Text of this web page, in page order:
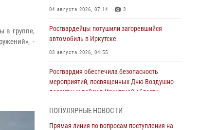
в группе,
-
04 августа 2026, 07:14 3
Росгвардейцы потушили загоревшийся
автомобиль в Иркутске
03 августа 2026, 04:55
Росгвардия обеспечила безопасность
мероприятий, посвященных Дню Воздушно-
десантных войск в Иркутской области
Росгвардейцы из Братска присоединились к
ПОПУЛЯРНЫЕ НОВОСТИ
Прямая линия по вопросам поступления на